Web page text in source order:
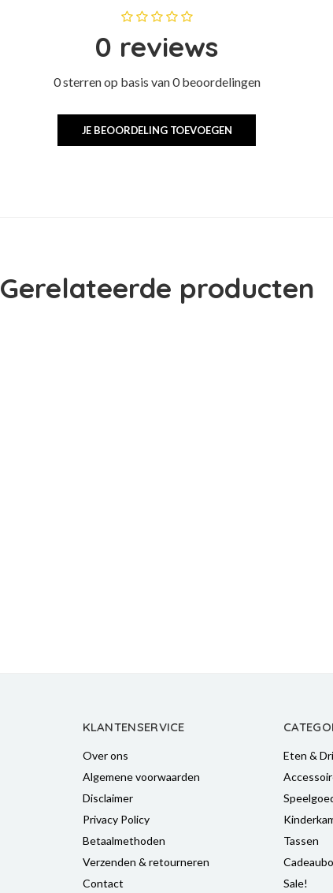
0 reviews
0 sterren op basis van 0 beoordelingen
JE BEOORDELING TOEVOEGEN
Gerelateerde producten
KLANTENSERVICE
Over ons
Algemene voorwaarden
Disclaimer
Privacy Policy
Betaalmethoden
Verzenden & retourneren
Contact
Eten &
Tassen
Sale!